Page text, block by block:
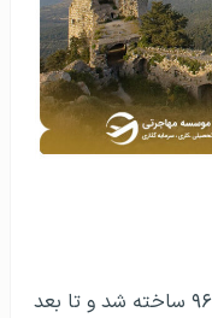
قلعه کانتارا توسط بیزانس‌ها در سال ۹۶۵ ساخته شد و تا بعد